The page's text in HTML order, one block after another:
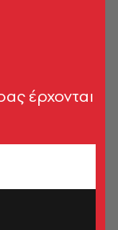
τον
Πινακοθήκη
Ούτε το
έρχονται